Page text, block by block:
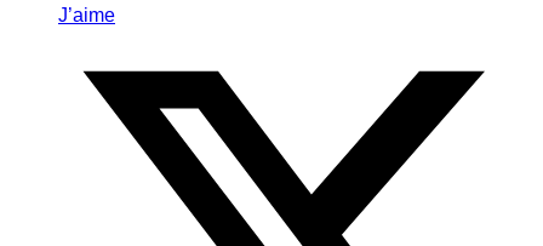
J’aime